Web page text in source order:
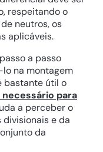
respeitando o
neutros, os
aplicáveis.
a passo
na montagem
bastante útil o
para
a perceber o
divisionais e da
da